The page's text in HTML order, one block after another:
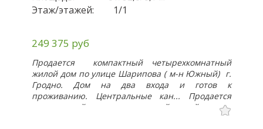
Оперативный показ.
Этаж/этажей: 1/1
249 375 руб
Продается компактный четырехкомнатный
жилой дом по улице Шарипова ( м-н Южный) г.
Гродно. Дом на два входа и готов к
проживанию. Центральные кан... Продается
компактный четырехкомнатный жилой дом по
улице Шарипова ( м-н Южный) г. Гродно. Дом